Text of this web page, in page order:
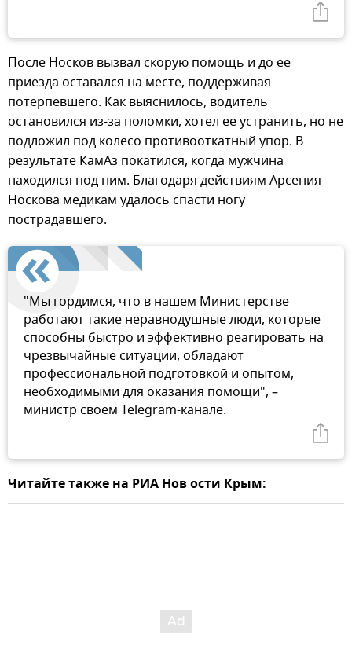
После Носков вызвал скорую помощь и до ее
приезда оставался на месте, поддерживая
потерпевшего. Как выяснилось, водитель
остановился из-за поломки, хотел ее устранить, но не
подложил под колесо противооткатный упор. В
результате КамАз покатился, когда мужчина
находился под ним. Благодаря действиям Арсения
Носкова медикам удалось спасти ногу
пострадавшего.
"Мы гордимся, что в нашем Министерстве
работают такие неравнодушные люди, которые
способны быстро и эффективно реагировать на
чрезвычайные ситуации, обладают
профессиональной подготовкой и опытом,
необходимыми для оказания помощи", –
министр своем Telegram-канале.
Читайте также на РИА Нов ости Крым: